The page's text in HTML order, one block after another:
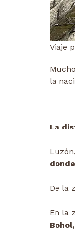
Viaje
la
La
De la
En la